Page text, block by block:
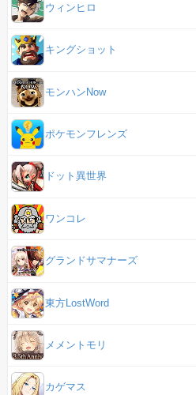
ウィンヒロ
キングショット
モンハンNow
ポケモンフレンズ
ドット異世界
ワンコレ
グランドサマナーズ
東方LostWord
メメントモリ
カゲマス